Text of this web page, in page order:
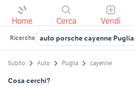
Home Cerca Vendi
Ricerche auto porsche cayenne Puglia
Subito Auto Puglia cayenne
Cosa cerchi?